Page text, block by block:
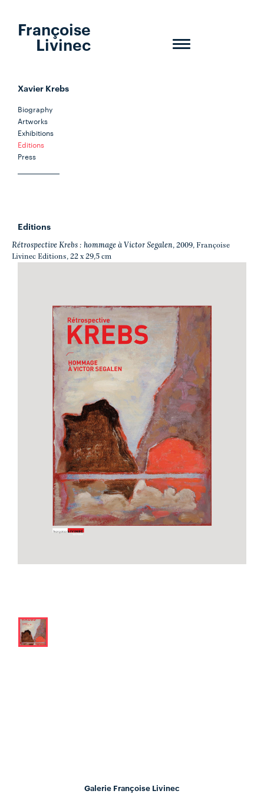
Toggle
Françoise
Livinec
Xavier Krebs
Biography
Artworks
Exhibitions
Editions
Press
Editions
Rétrospective Krebs : hommage à Victor Segalen, 2009, Françoise
Livinec Editions, 22 x 29,5 cm
Galerie Françoise Livinec